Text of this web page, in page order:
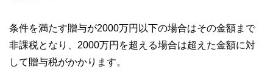
条件を満たす贈与が2000万円以下の場合はその金額まで
非課税となり、2000万円を超える場合は超えた金額に対
して贈与税がかかります。